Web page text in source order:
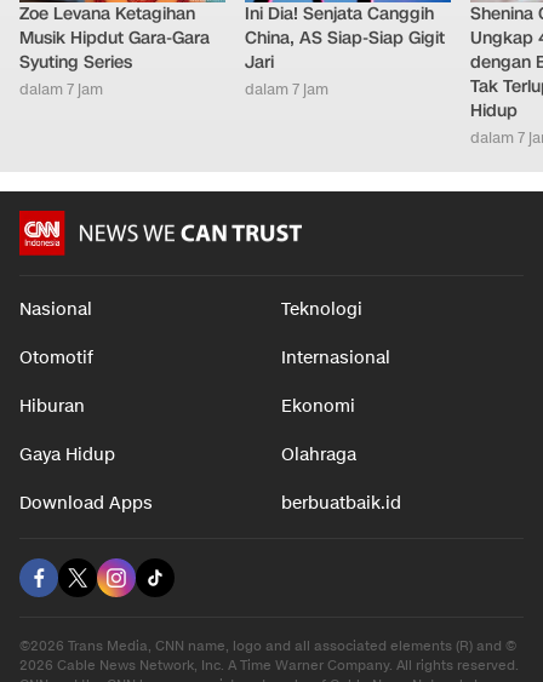
Zoe Levana Ketagihan
Musik Hipdut Gara-Gara
Syuting Series
dalam 7 jam
Ini Dia! Senjata Canggih
China, AS Siap-Siap Gigit
Jari
dalam 7 jam
Shenina
Ungkap
dengan
Tak
Hidup
dalam 7
Nasional Teknologi
Otomotif Internasional
Hiburan Ekonomi
Gaya Hidup Olahraga
Download Apps berbuatbaik.id
©2026 Trans Media, CNN name, logo and all associated elements (R) and ©
2026 Cable News Network, Inc. A Time Warner Company. All rights reserved.